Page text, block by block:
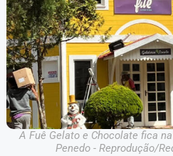
A Fuê Gelato e Chocolate fica
Penedo - Reprodução/